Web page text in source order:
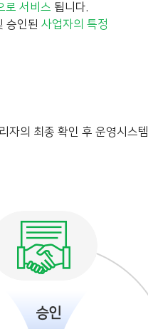
로 서비스 됩니다.
승인된 사업자의 특정
자의 최종 확인 후 운영시스템
승인